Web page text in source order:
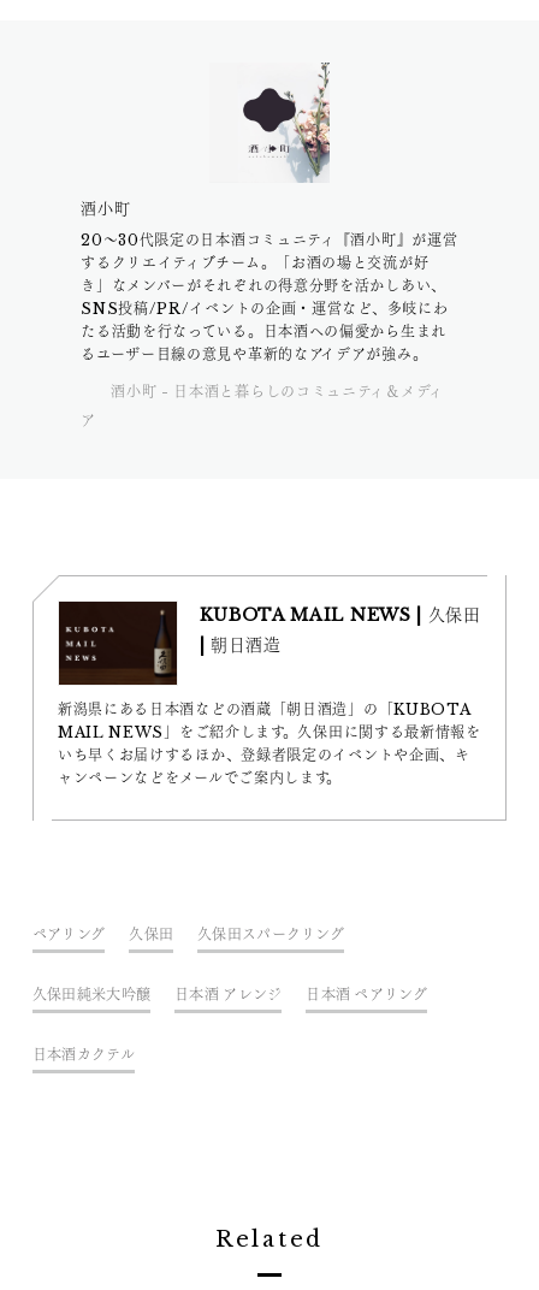
酒小町
20〜30代限定の日本酒コミュニティ『酒小町』が運営
するクリエイティブチーム。「お酒の場と交流が好
き」なメンバーがそれぞれの得意分野を活かしあい、
SNS投稿/PR/イベントの企画・運営など、多岐にわ
たる活動を行なっている。日本酒への偏愛から生まれ
るユーザー目線の意見や革新的なアイデアが強み。
酒小町 - 日本酒と暮らしのコミュニティ＆メディ
ア
KUBOTA MAIL NEWS | 久保田
| 朝日酒造
新潟県にある日本酒などの酒蔵「朝日酒造」の「KUBOTA
MAIL NEWS」をご紹介します。久保田に関する最新情報を
いち早くお届けするほか、登録者限定のイベントや企画、キ
ャンペーンなどをメールでご案内します。
ペアリング 久保田 久保田スパークリング
久保田純米大吟醸 日本酒 アレンジ 日本酒 ペアリング
日本酒カクテル
Related